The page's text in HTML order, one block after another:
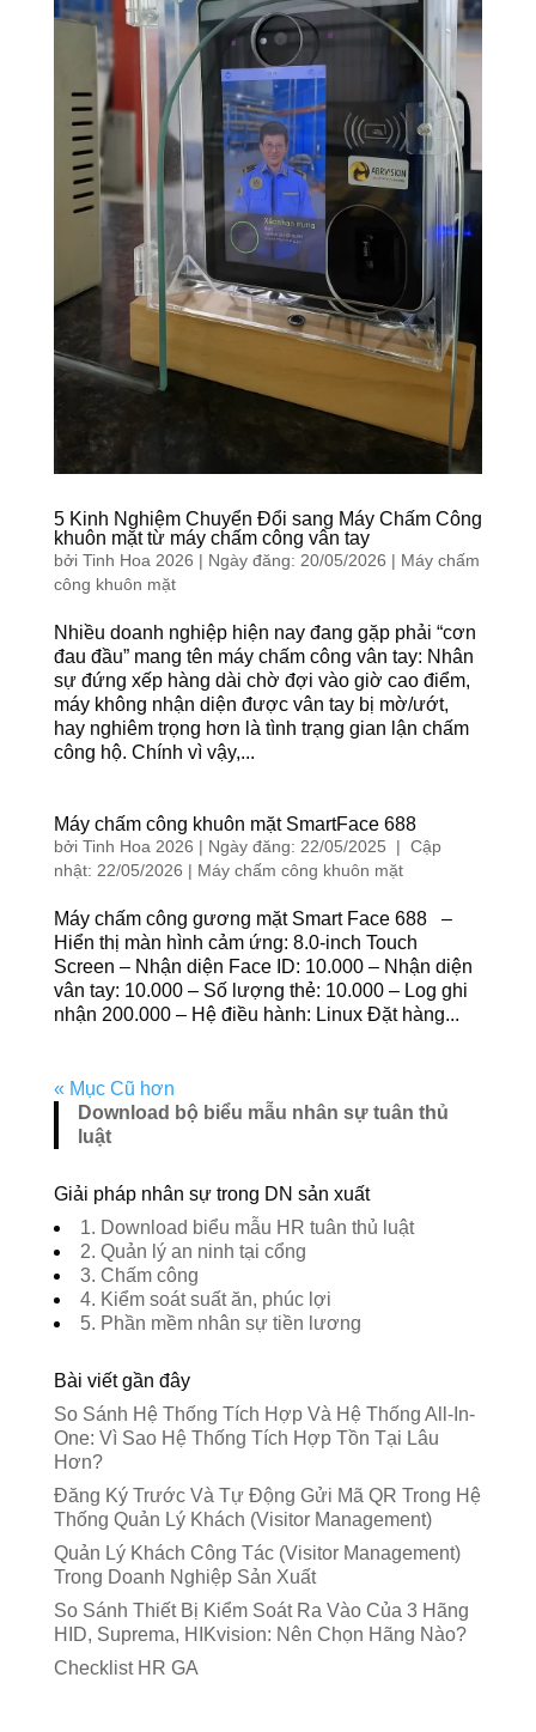
5 Kinh Nghiệm Chuyển Đổi sang Máy Chấm Công
khuôn mặt từ máy chấm công vân tay
bởi Tinh Hoa 2026 | Ngày đăng: 20/05/2026 | Máy chấm
công khuôn mặt
Nhiều doanh nghiệp hiện nay đang gặp phải “cơn
đau đầu” mang tên máy chấm công vân tay: Nhân
sự đứng xếp hàng dài chờ đợi vào giờ cao điểm,
máy không nhận diện được vân tay bị mờ/ướt,
hay nghiêm trọng hơn là tình trạng gian lận chấm
công hộ. Chính vì vậy,...
Máy chấm công khuôn mặt SmartFace 688
bởi Tinh Hoa 2026 | Ngày đăng: 22/05/2025 | Cập
nhật: 22/05/2026 | Máy chấm công khuôn mặt
Máy chấm công gương mặt Smart Face 688 –
Hiển thị màn hình cảm ứng: 8.0-inch Touch
Screen – Nhận diện Face ID: 10.000 – Nhận diện
vân tay: 10.000 – Số lượng thẻ: 10.000 – Log ghi
nhận 200.000 – Hệ điều hành: Linux Đặt hàng...
« Mục Cũ hơn
Download bộ biểu mẫu nhân sự tuân thủ
luật
Giải pháp nhân sự trong DN sản xuất
1. Download biểu mẫu HR tuân thủ luật
2. Quản lý an ninh tại cổng
3. Chấm công
4. Kiểm soát suất ăn, phúc lợi
5. Phần mềm nhân sự tiền lương
Bài viết gần đây
So Sánh Hệ Thống Tích Hợp Và Hệ Thống All-In-
One: Vì Sao Hệ Thống Tích Hợp Tồn Tại Lâu
Hơn?
Đăng Ký Trước Và Tự Động Gửi Mã QR Trong Hệ
Thống Quản Lý Khách (Visitor Management)
Quản Lý Khách Công Tác (Visitor Management)
Trong Doanh Nghiệp Sản Xuất
So Sánh Thiết Bị Kiểm Soát Ra Vào Của 3 Hãng
HID, Suprema, HIKvision: Nên Chọn Hãng Nào?
Checklist HR GA